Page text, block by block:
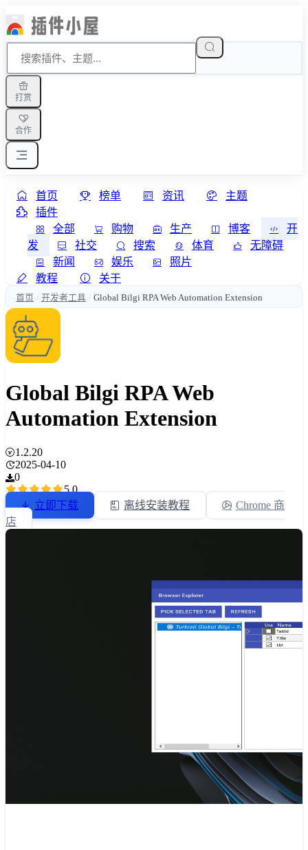
打赏
合作
首页 榜单 资讯
主题
插件
全部
购物 生产 博客
开
发
社交 搜索 体育
无障碍
新闻
娱乐
照片
教程
关于
首页 / 开发者工具 / Global Bilgi RPA Web Automation Extension
Global Bilgi RPA Web
Automation Extension
1.2.20
2025-04-10
0
5.0
立即下载
离线安装教程
Chrome 商
店